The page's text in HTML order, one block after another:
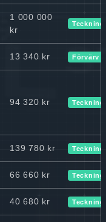
1 000 000
kr
Teckning
13 340 kr Förvärv
94 320 kr Teckning
139 780 kr Teckning
66 660 kr Teckning
40 680 kr Teckning